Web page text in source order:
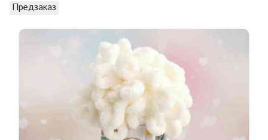
Предзаказ